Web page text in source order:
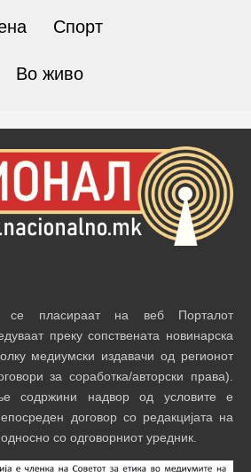
Спорт
Во живо
се пласираат на веб Порталот
преку сопствената новинарска
медиумски издавачи од регионот
за соработка/авторски права).
содржини надвор од условите е
договор со редакцијата на
со одговорниот уредник.